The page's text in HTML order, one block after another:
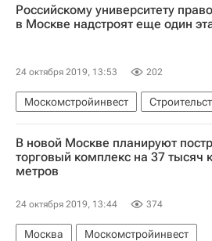
Российскому университету
в Москве надстроят еще один
24 октября 2019, 13:53 202
Москомстройинвест
Реконструкция
Вузы Москва
В новой Москве планируют
торговый комплекс на 37 тысяч
метров
24 октября 2019, 13:44 374
Москва
Москомстройинвест